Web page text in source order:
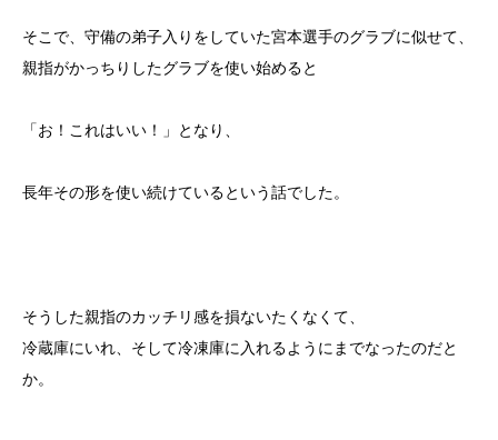
そこで、守備の弟子入りをしていた宮本選手のグラブに似せて、
親指がかっちりしたグラブを使い始めると
「お！これはいい！」となり、
長年その形を使い続けているという話でした。
そうした親指のカッチリ感を損ないたくなくて、
冷蔵庫にいれ、そして冷凍庫に入れるようにまでなったのだと
か。